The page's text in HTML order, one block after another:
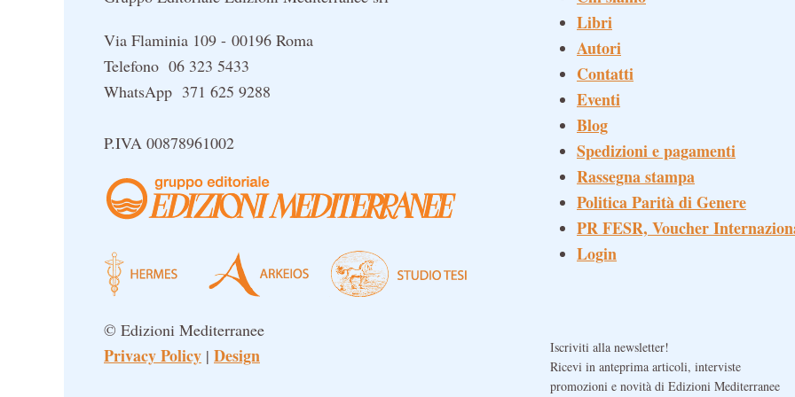
Via Flaminia 109 - 00196 Roma
Telefono 06 323 5433
WhatsApp 371 625 9288
P.IVA 00878961002
© Edizioni Mediterranee
Privacy Policy | Design
Libri
Autori
Contatti
Eventi
Blog
Spedizioni e pagamenti
Rassegna stampa
Politica Parità di Genere
PR FESR, Voucher
Login
Iscriviti alla newsletter!
Ricevi in anteprima articoli, interviste
promozioni e novità di Edizioni Mediterranee